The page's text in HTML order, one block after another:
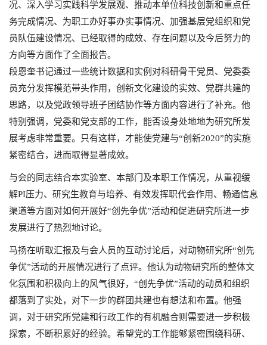
况、深入学习实践科学发展观、推动本单位科技创新和重点任
务完成情况、为职工办好事办实事情况、加强基层党组织和党
员队伍建设情况、已经取得的成效、存在问题以及今后努力的
方向等方面作了全面报告。
段恩奎书记通过一些统计数据和实例对科研骨干党员、党委委
员充分发挥模范带头作用，创新文化建设的实效、党群共建的
思路，以及党政领导班子团结协作等方面内容进行了补充。他
特别强调，党委和党支部的工作，能否设身处地地为研究所发
展考虑非常重要。只有这样，才能使党建与“创新2020”的实施
紧密结合，进而取得显著成效。
与会的同志结合本实验室、本部门及本职工作情况，从重视缓
解PI压力、研究生教育与培养、有效发挥职代会作用、畅通信息
渠道等方面对如何开展好“创先争优”活动和促进研究所进一步
发展进行了热烈地讨论。
马扬在听取汇报及与会人员的互动讨论后，对动物研究所“创先
争优”活动的开展情况进行了点评。他认为动物研究所的整体文
化氛围和积极向上的风气很好，“创先争优”活动的动员和组织
都落到了实处，对下一步的群团共建也有想法和布置。他强
调，对于研究所党建和行政工作的有机融合则需要进一步积极
探索，不断积累好的经验。希望党的工作能够紧密围绕科研、